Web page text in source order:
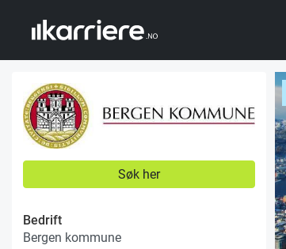
Søk her
Bedrift
Bergen kommune